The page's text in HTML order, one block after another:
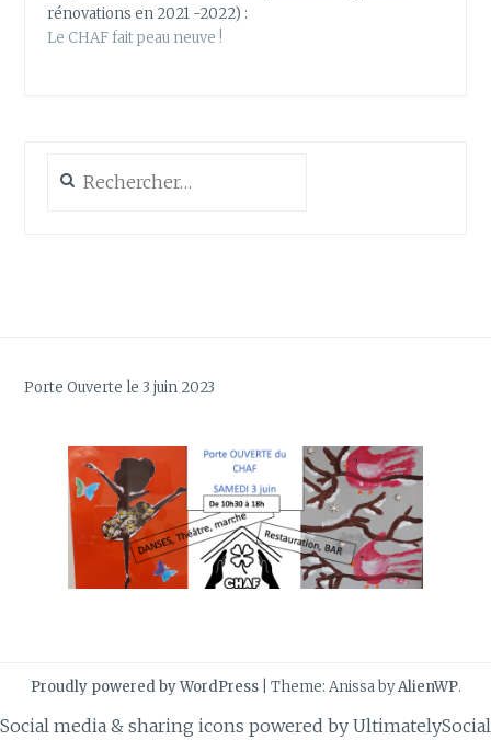
rénovations en 2021 -2022) :
Le CHAF fait peau neuve !
Porte Ouverte le 3 juin 2023
Proudly powered by WordPress Theme: Anissa byAlienWP.
Social media & sharing icons powered by UltimatelySocial